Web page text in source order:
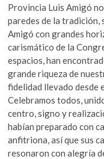
Provincia Luis Amigó
paredes de la tradición,
Amigó con grandes
carismático de la
espacios, han
grande riqueza de
fidelidad llevado desde
Celebramos todos,
centro, signo y
habían preparado con
anfitriona, así que sus
resonaron con alegría